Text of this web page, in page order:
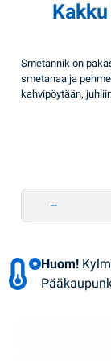
Smetannik on
smetanaa ja
kahvipöytään,
Huom!